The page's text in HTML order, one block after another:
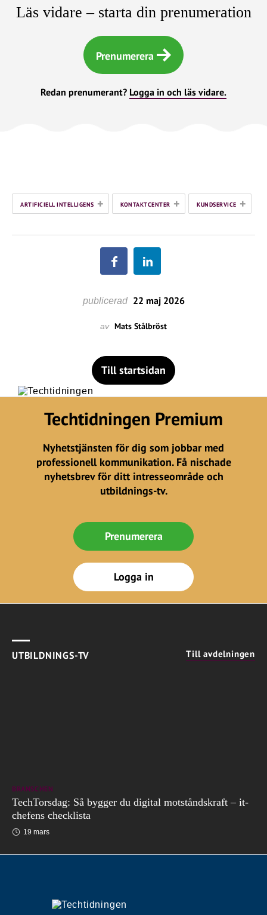
Läs vidare – starta din prenumeration
Prenumerera
Redan prenumerant? Logga in och läs vidare.
ARTIFICIELL INTELLIGENS + KONTAKTCENTER + KUNDSERVICE +
publicerad 22 maj 2026
av Mats Stålbröst
Till startsidan
Techtidningen Premium
Nyhetstjänsten för dig som jobbar med
professionell kommunikation. Få nischade
nyhetsbrev för ditt intresseområde och
utbildnings-tv.
Prenumerera
Logga in
UTBILDNINGS-TV Till avdelningen
BRANSCHEN
TechTorsdag: Så bygger du digital motståndskraft – it-
chefens checklista
19 mars